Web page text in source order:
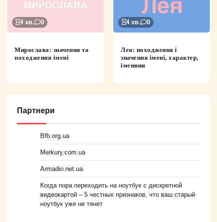
4 хв. 0
Мирослава: значення та
походження імені
4 хв. 0
Лея: походження і
значення імені, характер,
іменини
Партнери
Bfb.org.ua
Merkury.com.ua
Armadio.net.ua
Когда пора переходить на ноутбук с дискретной
видеокартой – 5 честных признаков, что ваш старый
ноутбук уже не тянет